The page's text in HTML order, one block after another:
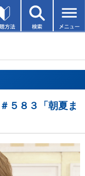
５８３「朝夏ま